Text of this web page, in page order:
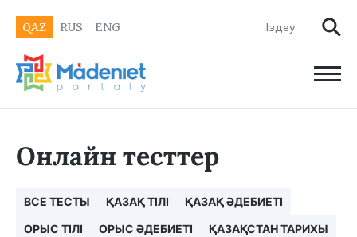
QAZ RUS ENG
Онлайн тесттер
ВСЕ ТЕСТЫ ҚАЗАҚ ТІЛІ
ҚАЗАҚ ӘДЕБИЕТІ
ОРЫС ТІЛІ
ОРЫС ӘДЕБИЕТІ
ҚАЗАҚСТАН ТАРИХЫ